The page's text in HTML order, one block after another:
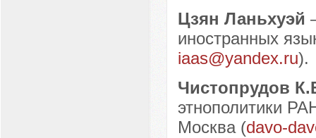
Цзян Ланьхуэй
иностранных
iaas@yandex.ru).
Чистопрудов
этнополитики
Москва (davo-